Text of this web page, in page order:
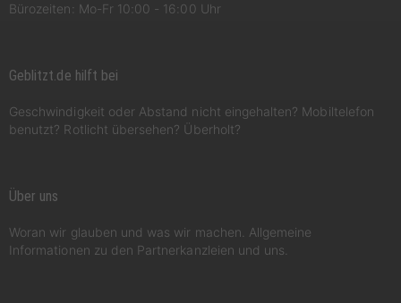
Bürozeiten: Mo-Fr 10:00 - 16:00 Uhr
Geblitzt.de hilft bei
Geschwindigkeit oder Abstand nicht eingehalten? Mobiltelefon
benutzt? Rotlicht übersehen? Überholt?
Über uns
Woran wir glauben und was wir machen. Allgemeine
Informationen zu den Partnerkanzleien und uns.